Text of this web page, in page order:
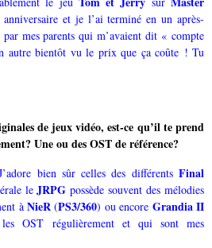
et je l’ai terminé en un après-
mes parents qui m’avaient dit « compte
autre bientôt vu le prix que ça coûte ! Tu
de jeux vidéo, est-ce qu’il te prend
Une ou des OST de référence?
bien sûr celles des différents Final
leJRPG possède souvent des mélodies
à NieR (PS3/360) ou encore Grandia II
OST régulièrement et qui sont mes